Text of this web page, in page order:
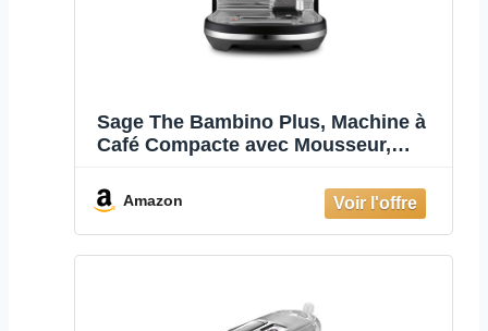
Sage The Bambino Plus, Machine à
Café Compacte avec Mousseur,
Amazon